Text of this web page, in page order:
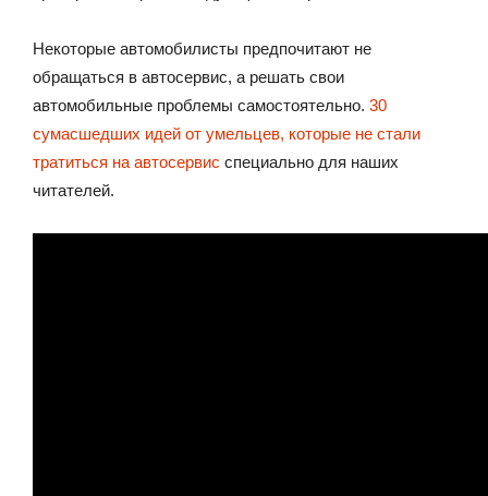
Некоторые автомобилисты предпочитают не
обращаться в автосервис, а решать свои
автомобильные проблемы самостоятельно. 30
сумасшедших идей от умельцев, которые не стали
тратиться на автосервис специально для наших
читателей.